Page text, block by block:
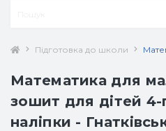
Підготовка до школи
Математика для
зошит для дітей
наліпки -